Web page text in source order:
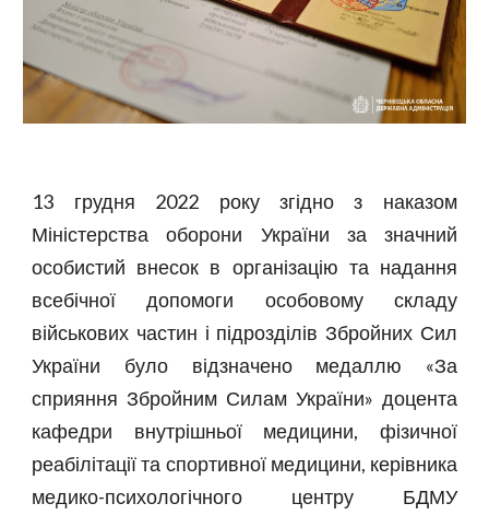
13 грудня 2022 року згідно з наказом
Міністерства оборони України за значний
особистий внесок в організацію та надання
всебічної допомоги особовому складу
військових частин і підрозділів Збройних Сил
України було відзначено медаллю «За
сприяння Збройним Силам України» доцента
кафедри внутрішньої медицини, фізичної
реабілітації та спортивної медицини, керівника
медико-психологічного центру БДМУ